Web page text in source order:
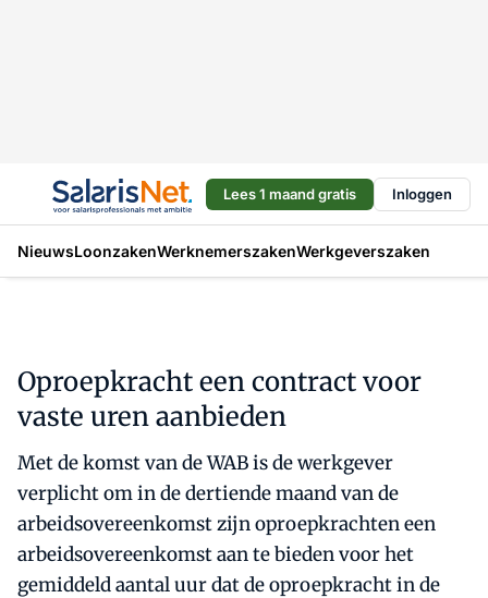
Lees 1 maand gratis Inloggen
NieuwsLoonzakenWerknemerszakenWerkgeverszaken
Oproepkracht een contract voor
vaste uren aanbieden
Met de komst van de WAB is de werkgever
verplicht om in de dertiende maand van de
arbeidsovereenkomst zijn oproepkrachten een
arbeidsovereenkomst aan te bieden voor het
gemiddeld aantal uur dat de oproepkracht in de